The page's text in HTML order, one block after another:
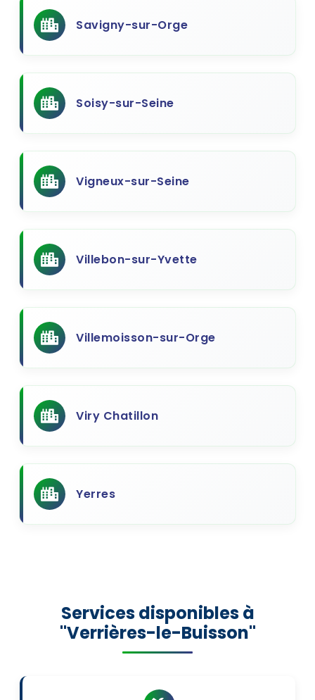
Savigny-sur-Orge
Soisy-sur-Seine
Vigneux-sur-Seine
Villebon-sur-Yvette
Villemoisson-sur-Orge
Viry Chatillon
Yerres
Services disponibles à
"Verrières-le-Buisson"